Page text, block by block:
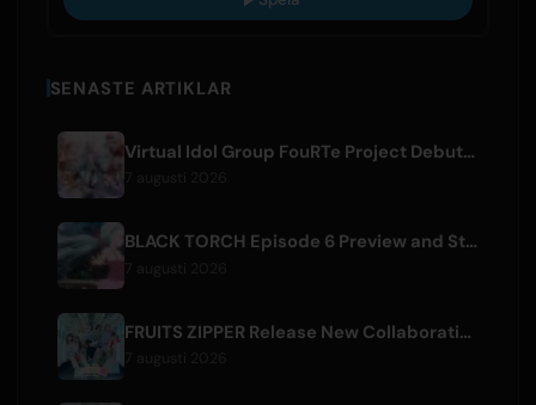
SENASTE ARTIKLAR
Virtual Idol Group FouRTe Project Debuts with 'ALL IN' Album Produced by m-flo's ☆Taku Takahashi
BLACK TORCH Episode 6 Preview and Streaming Details
FRUITS ZIPPER Release New Collaboration Song '1,2,3,FOOOOUR'